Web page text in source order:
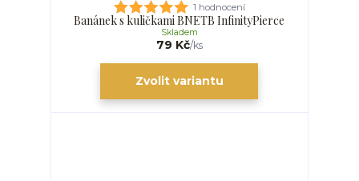
1 hodnocení
Banánek s kuličkami BNETB InfinityPierce
79 Kč/ks
Skladem
Zvolit variantu